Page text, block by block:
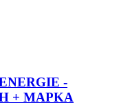
-
+ MAPKA